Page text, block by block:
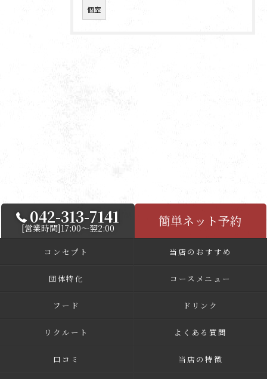
個室
042-313-7141
[営業時間]17:00～翌2:00 簡単ネット予約
コンセプト 当店のおすすめ
団体特化 コースメニュー
フード ドリンク
リクルート よくある質問
口コミ 当店の特徴